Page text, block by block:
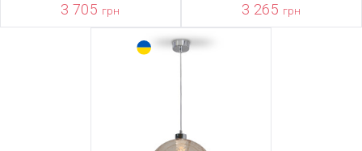
3 705 грн 3 265 грн